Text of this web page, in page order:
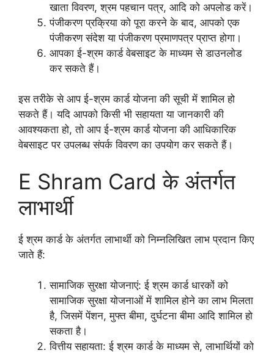
खाता विवरण, श्रम पहचान पत्र, आदि को अपलोड करें।
पंजीकरण प्रक्रिया को पूरा करने के बाद, आपको एक
पंजीकरण संदेश या पंजीकरण प्रमाणपत्र प्राप्त होगा।
आपका ई-श्रम कार्ड वेबसाइट के माध्यम से डाउनलोड
कर सकते हैं।
इस तरीके से आप ई-श्रम कार्ड योजना की सूची में शामिल हो
सकते हैं। यदि आपको किसी भी सहायता या जानकारी की
आवश्यकता हो, तो आप ई-श्रम कार्ड योजना की आधिकारिक
वेबसाइट पर उपलब्ध संपर्क विवरण का उपयोग कर सकते हैं।
E Shram Card के अंतर्गत
लाभार्थी
ई श्रम कार्ड के अंतर्गत लाभार्थी को निम्नलिखित लाभ प्रदान किए
जाते हैं:
सामाजिक सुरक्षा योजनाएं: ई श्रम कार्ड धारकों को
सामाजिक सुरक्षा योजनाओं में शामिल होने का लाभ मिलता
है, जिसमें पेंशन, मुफ्त बीमा, दुर्घटना बीमा आदि शामिल हो
सकता है।
वित्तीय सहायता: ई श्रम कार्ड के माध्यम से, लाभार्थियों को